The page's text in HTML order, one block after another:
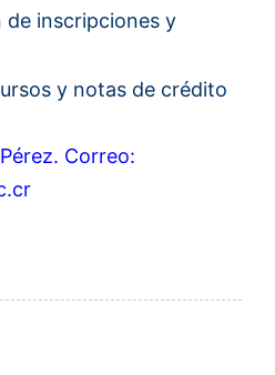
de inscripciones y
y notas de crédito
Correo: